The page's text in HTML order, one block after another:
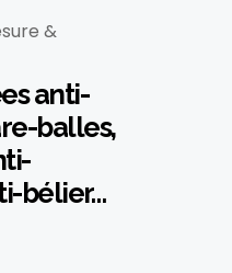
&
anti-
balles,
bélier…